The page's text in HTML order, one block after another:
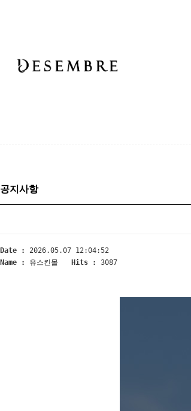
공지사항
Date :
2026.05.07 12:04:52
Name :
유스킨몰 Hits : 3087